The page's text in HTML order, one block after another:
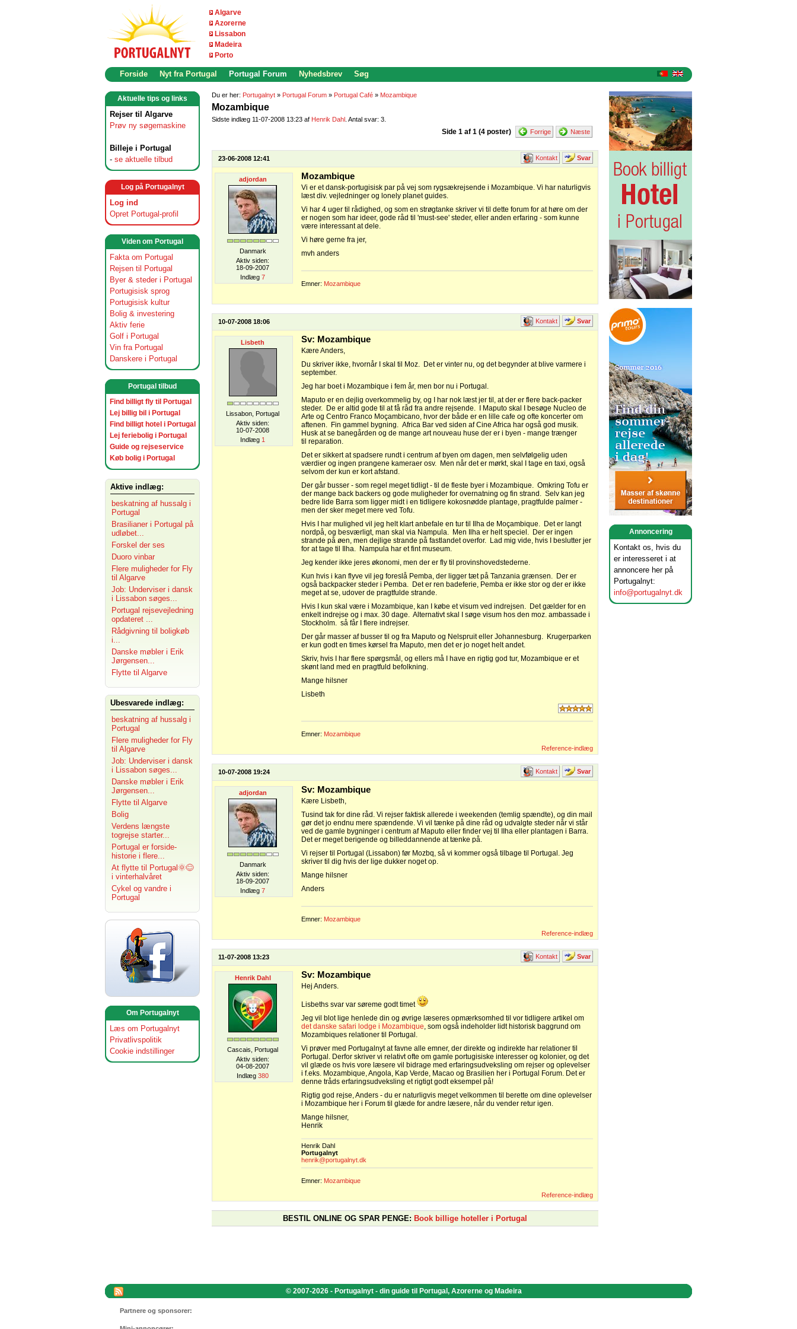
Algarve
Azorerne
Lissabon
Madeira
Porto
Forside Nyt fra Portugal Portugal Forum Nyhedsbrev Søg
Annoncering
Kontakt os, hvis du
er interesseret i at
annoncere her på
Portugalnyt:
info@portugalnyt.dk
Aktuelle tips og links
Rejser til Algarve
Prøv ny søgemaskine
Billeje i Portugal
- se aktuelle tilbud
Log på Portugalnyt
Log ind
Opret Portugal-profil
Viden om Portugal
Fakta om Portugal
Rejsen til Portugal
Byer & steder i Portugal
Portugisisk sprog
Portugisisk kultur
Bolig & investering
Aktiv ferie
Golf i Portugal
Vin fra Portugal
Danskere i Portugal
Portugal tilbud
Find billigt fly til Portugal
Lej billig bil i Portugal
Find billigt hotel i Portugal
Lej feriebolig i Portugal
Guide og rejseservice
Køb bolig i Portugal
Aktive indlæg:
beskatning af hussalg i
Portugal
Brasilianer i Portugal på
udløbet...
Forskel der ses
Duoro vinbar
Flere muligheder for Fly
til Algarve
Job: Underviser i dansk
i Lissabon søges...
Portugal rejsevejledning
opdateret ...
Rådgivning til boligkøb
i...
Danske møbler i Erik
Jørgensen...
Flytte til Algarve
Ubesvarede indlæg:
beskatning af hussalg i
Portugal
Flere muligheder for Fly
til Algarve
Job: Underviser i dansk
i Lissabon søges...
Danske møbler i Erik
Jørgensen...
Flytte til Algarve
Bolig
Verdens længste
togrejse starter...
Portugal er forside-
historie i flere...
At flytte til Portugal🌞😊
i vinterhalvåret
Cykel og vandre i
Portugal
Om Portugalnyt
Læs om Portugalnyt
Privatlivspolitik
Cookie indstillinger
Du er her: Portugalnyt » Portugal Forum » Portugal Café » Mozambique
Mozambique
Sidste indlæg 11-07-2008 13:23 af Henrik Dahl . Antal svar: 3.
Side 1 af 1 (4 poster) Forrige Næste
23-06-2008 12:41 Kontakt Svar
adjordan
Danmark
Aktiv siden:
18-09-2007
Indlæg 7
Mozambique
Vi er et dansk-portugisisk par på vej som rygsækrejsende i Mozambique. Vi har naturligvis
læst div. vejledninger og lonely planet guides.
Vi har 4 uger til rådighed, og som en strøgtanke skriver vi til dette forum for at høre om der
er nogen som har ideer, gode råd til 'must-see' steder, eller anden erfaring - som kunne
være interessant at dele.
Vi høre gerne fra jer,
mvh anders
Emner: Mozambique
10-07-2008 18:06 Kontakt Svar
Lisbeth
Lissabon, Portugal
Aktiv siden:
10-07-2008
Indlæg 1
Sv: Mozambique
Kære Anders,
Du skriver ikke, hvornår I skal til Moz. Det er vinter nu, og det begynder at blive varmere i
september.
Jeg har boet i Mozambique i fem år, men bor nu i Portugal.
Maputo er en dejlig overkommelig by, og I har nok læst jer til, at der er flere back-packer
steder. De er altid gode til at få råd fra andre rejsende. I Maputo skal I besøge Nucleo de
Arte og Centro Franco Moçambicano, hvor der både er en lille cafe og ofte koncerter om
aftenen. Fin gammel bygning. Africa Bar ved siden af Cine Africa har også god musik.
Husk at se banegården og de mange art nouveau huse der er i byen - mange trænger
til reparation.
Det er sikkert at spadsere rundt i centrum af byen om dagen, men selvfølgelig uden
værdier og ingen prangene kameraer osv. Men når det er mørkt, skal I tage en taxi, også
selvom der kun er kort afstand.
Der går busser - som regel meget tidligt - til de fleste byer i Mozambique. Omkring Tofu er
der mange back backers og gode muligheder for overnatning og fin strand. Selv kan jeg
bedre lide Barra som ligger midt i en tidligere kokosnødde plantage, pragtfulde palmer -
men der sker meget mere ved Tofu.
Hvis I har mulighed vil jeg helt klart anbefale en tur til Ilha de Moçambique. Det er langt
nordpå, og besværligt, man skal via Nampula. Men Ilha er helt speciel. Der er ingen
strande på øen, men dejlige strande på fastlandet overfor. Lad mig vide, hvis I beslutter jer
for at tage til Ilha. Nampula har et fint museum.
Jeg kender ikke jeres økonomi, men der er fly til provinshovedstederne.
Kun hvis i kan flyve vil jeg foreslå Pemba, der ligger tæt på Tanzania grænsen. Der er
også backpacker steder i Pemba. Det er ren badeferie, Pemba er ikke stor og der er ikke
meget at se, udover de pragtfulde strande.
Hvis I kun skal være i Mozambique, kan I købe et visum ved indrejsen. Det gælder for en
enkelt indrejse og i max. 30 dage. Alternativt skal I søge visum hos den moz. ambassade i
Stockholm. så får I flere indrejser.
Der går masser af busser til og fra Maputo og Nelspruit eller Johannesburg. Krugerparken
er kun godt en times kørsel fra Maputo, men det er jo noget helt andet.
Skriv, hvis I har flere spørgsmål, og ellers må I have en rigtig god tur, Mozambique er et
skønt land med en pragtfuld befolkning.
Mange hilsner
Lisbeth
Emner: Mozambique
Reference-indlæg
10-07-2008 19:24 Kontakt Svar
adjordan
Danmark
Aktiv siden:
18-09-2007
Indlæg 7
Sv: Mozambique
Kære Lisbeth,
Tusind tak for dine råd. Vi rejser faktisk allerede i weekenden (temlig spændte), og din mail
gør det jo endnu mere spændende. Vi vil tænke på dine råd og udvalgte steder når vi står
ved de gamle bygninger i centrum af Maputo eller finder vej til IIha eller plantagen i Barra.
Det er meget berigende og billeddannende at tænke på.
Vi rejser til Portugal (Lissabon) før Mozbq, så vi kommer også tilbage til Portugal. Jeg
skriver til dig hvis der lige dukker noget op.
Mange hilsner
Anders
Emner: Mozambique
Reference-indlæg
11-07-2008 13:23 Kontakt Svar
Henrik Dahl
Cascais, Portugal
Aktiv siden:
04-08-2007
Indlæg 380
Sv: Mozambique
Hej Anders.
Lisbeths svar var søreme godt timet
Jeg vil blot lige henlede din og øvrige læseres opmærksomhed til vor tidligere artikel om
det danske safari lodge i Mozambique, som også indeholder lidt historisk baggrund om
Mozambiques relationer til Portugal.
Vi prøver med Portugalnyt at favne alle emner, der direkte og indirekte har relationer til
Portugal. Derfor skriver vi relativt ofte om gamle portugisiske interesser og kolonier, og det
vil glæde os hvis vore læsere vil bidrage med erfaringsudveksling om rejser og oplevelser
i f.eks. Mozambique, Angola, Kap Verde, Macao og Brasilien her i Portugal Forum. Det er
denne tråds erfaringsudveksling et rigtigt godt eksempel på!
Rigtig god rejse, Anders - du er naturligvis meget velkommen til berette om dine oplevelser
i Mozambique her i Forum til glæde for andre læsere, når du vender retur igen.
Mange hilsner,
Henrik
Henrik Dahl
Portugalnyt
henrik@portugalnyt.dk
Emner: Mozambique
Reference-indlæg
BESTIL ONLINE OG SPAR PENGE: Book billige hoteller i Portugal
© 2007-2026 - Portugalnyt - din guide til Portugal, Azorerne og Madeira
Partnere og sponsorer: